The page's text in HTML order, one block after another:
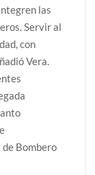
las
Servir al
con
Vera.
Bombero